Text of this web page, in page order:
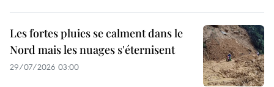
Les fortes pluies se calment dans le
Nord mais les nuages s'éternisent
29/07/2026 03:00